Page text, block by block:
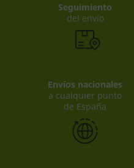
Seguimiento
del envío
Envíos nacionales
a cualquier punto
de España